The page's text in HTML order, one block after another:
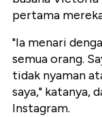
pertama
"Ia menari
semua orang.
tidak nyaman
saya," katanya,
Instagram.